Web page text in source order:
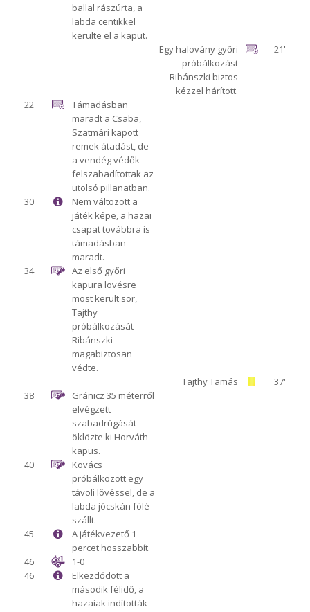
ballal rászúrta, a
labda centikkel
kerülte el a kaput.
21'
Egy halovány győri
próbálkozást
Ribánszki biztos
kézzel hárított.
22'
Támadásban
maradt a Csaba,
Szatmári kapott
remek átadást, de
a vendég védők
felszabadítottak az
utolsó pillanatban.
30'
Nem változott a
játék képe, a hazai
csapat továbbra is
támadásban
maradt.
34'
Az első győri
kapura lövésre
most került sor,
Tajthy
próbálkozását
Ribánszki
magabiztosan
védte.
37'
Tajthy Tamás
38'
Gránicz 35 méterről
elvégzett
szabadrúgását
öklözte ki Horváth
kapus.
40'
Kovács
próbálkozott egy
távoli lövéssel, de a
labda jócskán fölé
szállt.
45'
A játékvezető 1
percet hosszabbít.
46'
1-0
46'
Elkezdődött a
második félidő, a
hazaiak indították